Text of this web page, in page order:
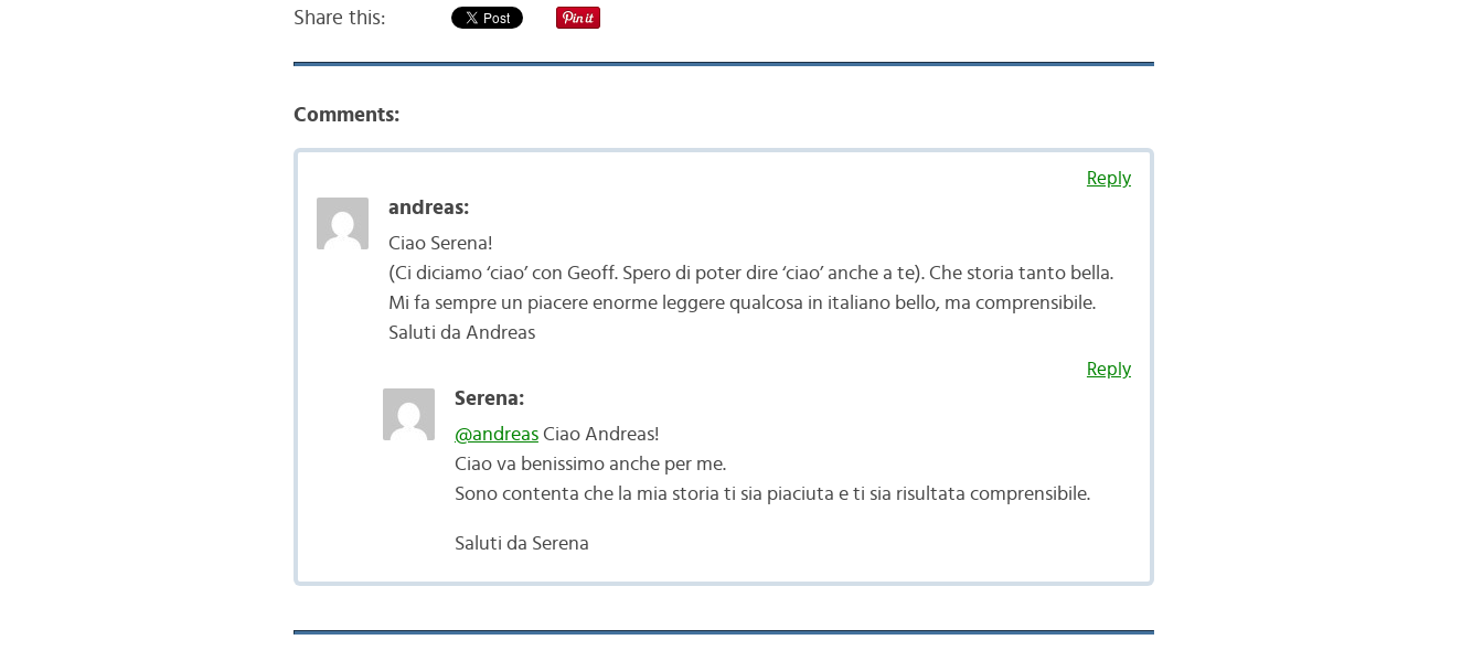
Share this:
Comments:
Reply
andreas:
Ciao Serena!
(Ci diciamo ‘ciao’ con Geoff. Spero di poter dire ‘ciao’ anche a te). Che storia tanto bella.
Mi fa sempre un piacere enorme leggere qualcosa in italiano bello, ma comprensibile.
Saluti da Andreas
Reply
Serena:
@andreasCiao Andreas!
Ciao va benissimo anche per me.
Sono contenta che la mia storia ti sia piaciuta e ti sia risultata comprensibile.
Saluti da Serena